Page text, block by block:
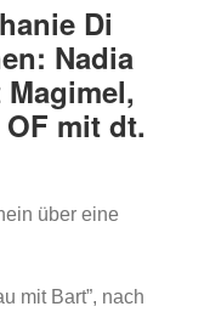
Di
Nadia
mit dt.
über eine
mit Bart”, nach